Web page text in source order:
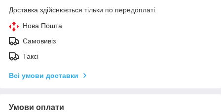
Доставка здійснюється тільки по передоплаті.
Нова Пошта
Самовивіз
Таксі
Всі умови доставки
Умови оплати